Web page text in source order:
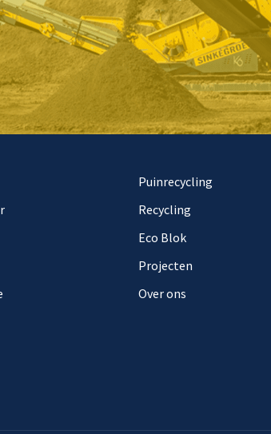
Puinrecycling
Recycling
Eco Blok
Projecten
Over ons